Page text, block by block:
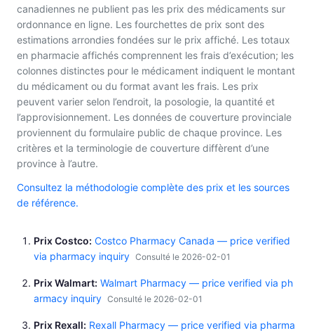
canadiennes ne publient pas les prix des médicaments sur
ordonnance en ligne. Les fourchettes de prix sont des
estimations arrondies fondées sur le prix affiché. Les totaux
en pharmacie affichés comprennent les frais d’exécution; les
colonnes distinctes pour le médicament indiquent le montant
du médicament ou du format avant les frais. Les prix
peuvent varier selon l’endroit, la posologie, la quantité et
l’approvisionnement. Les données de couverture provinciale
proviennent du formulaire public de chaque province. Les
critères et la terminologie de couverture diffèrent d’une
province à l’autre.
Consultez la méthodologie complète des prix et les sources
de référence.
Prix Costco Costco Pharmacy Canada — price verified
via pharmacy inquiry Consulté le 2026-02-01
Prix Walmart Walmart Pharmacy — price verified via ph
armacy inquiry Consulté le 2026-02-01
Prix Rexall Rexall Pharmacy — price verified via pharma